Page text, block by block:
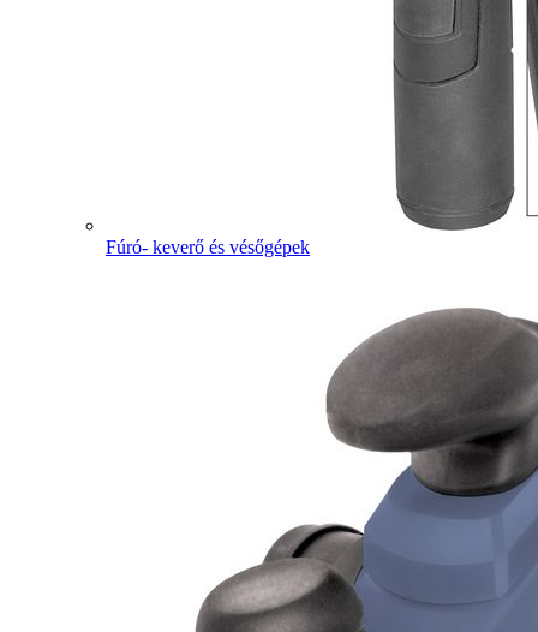
Fúró- keverő és vésőgépek